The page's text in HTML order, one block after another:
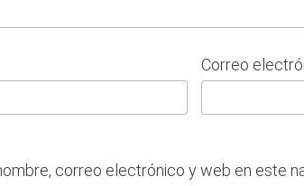
Correo
correo electrónico y web en este